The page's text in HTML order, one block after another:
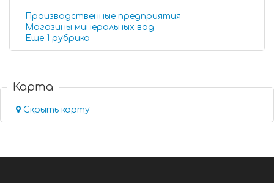
Производственные предприятия
Магазины минеральных вод
Еще 1 рубрика
Карта
Скрыть карту